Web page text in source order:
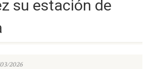
su estación de
2026